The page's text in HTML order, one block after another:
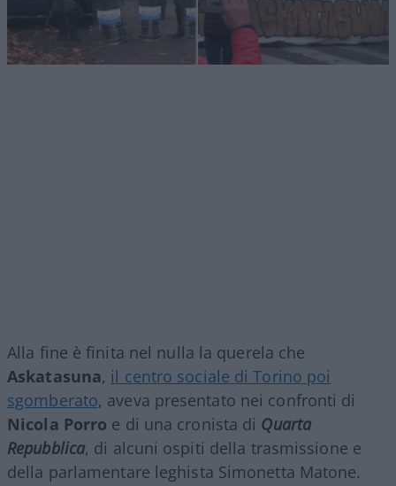
Alla fine è finita nel nulla la querela che
Askatasuna, il centro sociale di Torino poi
sgomberato, aveva presentato nei confronti di
Nicola Porro e di una cronista di Quarta
Repubblica, di alcuni ospiti della trasmissione e
della parlamentare leghista Simonetta Matone.